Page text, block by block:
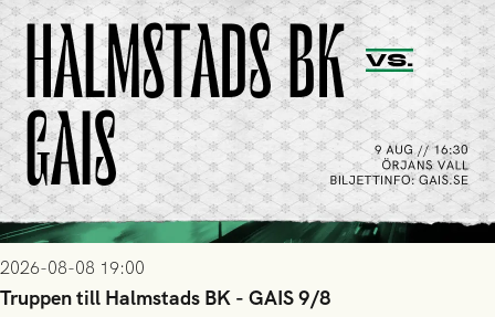
2026-08-08 19:00
Truppen till Halmstads BK - GAIS 9/8